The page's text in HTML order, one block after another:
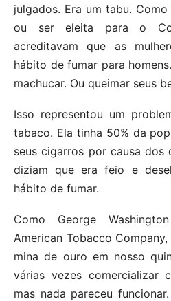
julgados. Era um tabu.
ou ser eleita para o
acreditavam que as
hábito de fumar para
machucar. Ou queimar seus
Isso representou um
tabaco. Ela tinha 50% da
seus cigarros por causa dos
diziam que era feio e
hábito de fumar.
Como George
American Tobacco
mina de ouro em nosso
várias vezes comercializar
mas nada pareceu